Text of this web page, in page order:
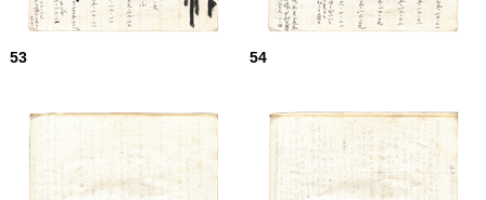
53 54